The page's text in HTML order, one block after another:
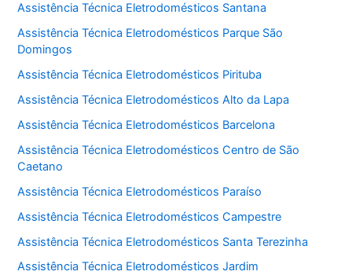
Assistência Técnica Eletrodomésticos Santana
Assistência Técnica Eletrodomésticos Parque São
Domingos
Assistência Técnica Eletrodomésticos Pirituba
Assistência Técnica Eletrodomésticos Alto da Lapa
Assistência Técnica Eletrodomésticos Barcelona
Assistência Técnica Eletrodomésticos Centro de São
Caetano
Assistência Técnica Eletrodomésticos Paraíso
Assistência Técnica Eletrodomésticos Campestre
Assistência Técnica Eletrodomésticos Santa Terezinha
Assistência Técnica Eletrodomésticos Jardim